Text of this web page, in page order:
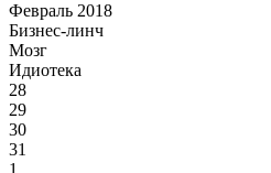
Февраль 2018
Бизнес-линч
Мозг
Идиотека
28
29
30
31
1